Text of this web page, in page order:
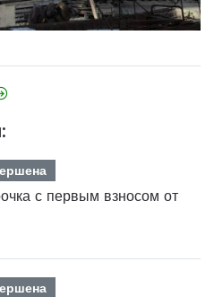
с первым взносом от